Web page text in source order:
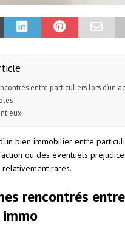
entre particuliers lors d’un
bien immobilier entre
ou des éventuels
rares.
rencontrés
immo